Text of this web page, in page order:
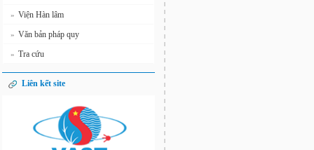
» Viện Hàn lâm
» Văn bản pháp quy
» Tra cứu
Liên kết site